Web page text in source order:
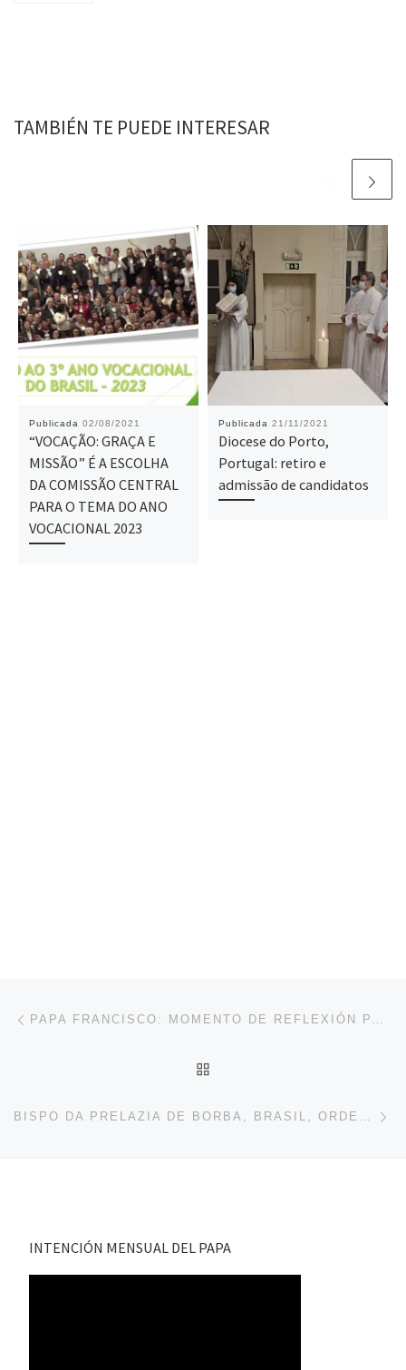
TAMBIÉN TE PUEDE INTERESAR
Publicada 02/08/2021
“VOCAÇÃO: GRAÇA E
MISSÃO” É A ESCOLHA
DA COMISSÃO CENTRAL
PARA O TEMA DO ANO
VOCACIONAL 2023
Publicada 21/11/2021
Diocese do Porto,
Portugal: retiro e
admissão de candidatos
Navegación de entradas PAPA FRANCISCO: MOMENTO DE REFLEXIÓN PARA EL INICIO DEL PROCESO SINODAL
BISPO DA PRELAZIA DE BORBA, BRASIL, ORDENA DOIS DIÁCONOS PERMANENTES
INTENCIÓN MENSUAL DEL PAPA